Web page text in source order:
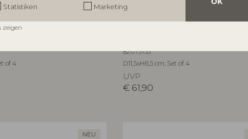
Statistiken
Marketing
zeigen
Bunt, Steingut
of 4
CREATIVE COLLECTION
82073153
D11,5xH6,5 cm, Set of 4
UVP
€ 61,90
NEU